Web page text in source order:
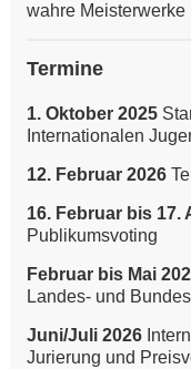
wahre
Termine
1. Oktober 2025
Internationalen
12. Februar 2026
16. Februar bis 17.
Publikumsvoting
Februar bis Mai
Landes- und
Juni/Juli 2026
Jurierung und